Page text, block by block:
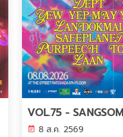
8 ส.ค. 2569